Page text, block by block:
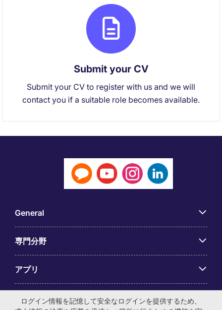
Submit your CV
Submit your CV to register with us and we will
contact you if a suitable role becomes available.
General
専門分野
アプリ
Employer Centre
ログイン情報を記憶して安全なログインを提供するため、